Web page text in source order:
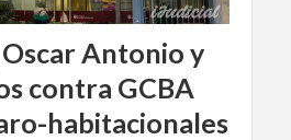
Antonio y
contra GCBA
habitacionales